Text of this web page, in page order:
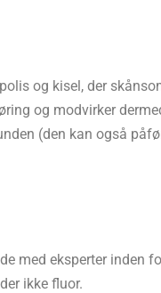
og kisel, der
og modvirker
(den kan også
med eksperter inden
ikke fluor.